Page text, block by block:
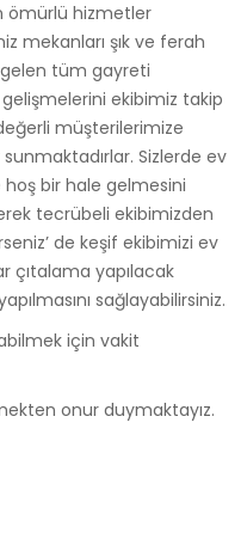
ömürlü hizmetler
mekanları şık ve ferah
tüm gayreti
ekibimiz takip
müşterilerimize
Sizlerde ev
bir hale gelmesini
tecrübeli ekibimizden
de keşif ekibimizi ev
çıtalama yapılacak
sağlayabilirsiniz.
için vakit
onur duymaktayız.